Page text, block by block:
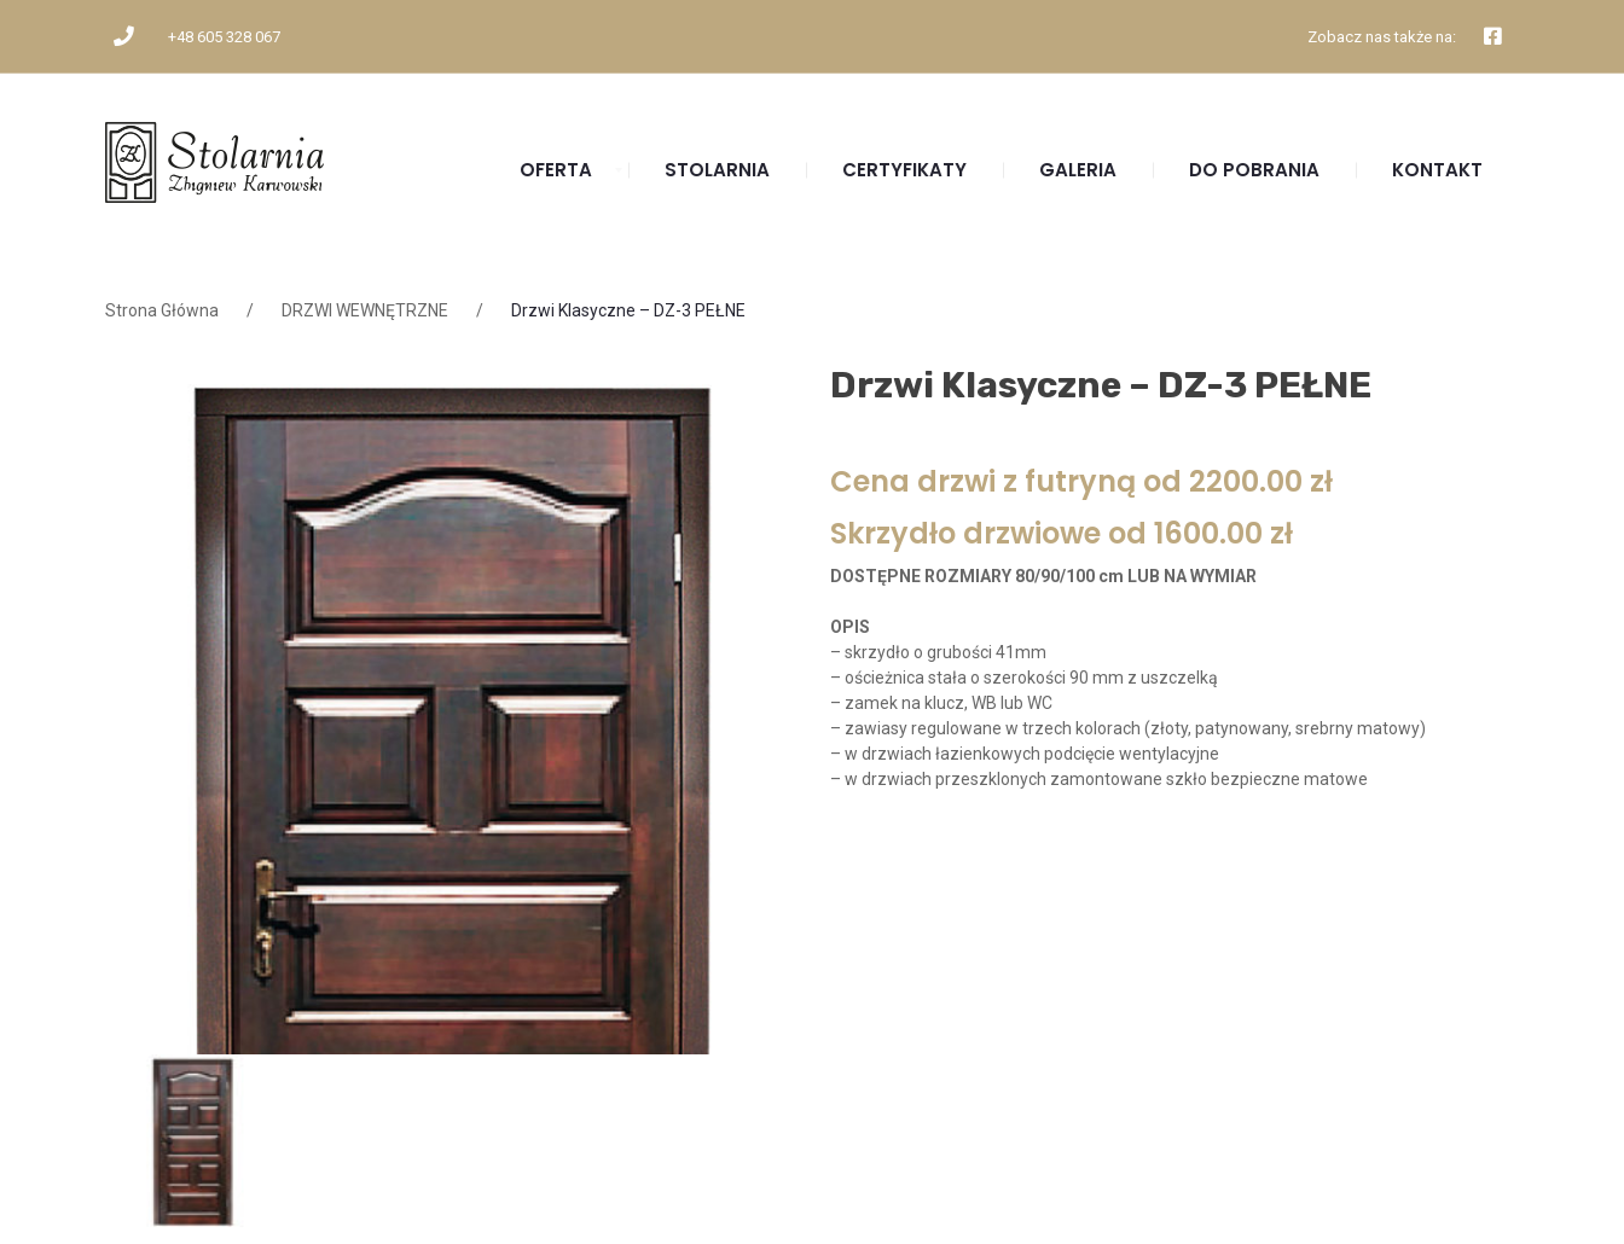
+48 605 328 067 Zobacz nas także na:
OFERTA STOLARNIA CERTYFIKATY GALERIA DO POBRANIA KONTAKT
Strona Główna / DRZWI WEWNĘTRZNE / Drzwi Klasyczne – DZ-3 PEŁNE
Drzwi Klasyczne – DZ-3 PEŁNE
Cena drzwi z futryną od 2200.00 zł
Skrzydło drzwiowe od 1600.00 zł
DOSTĘPNE ROZMIARY 80/90/100 cm LUB NA WYMIAR
OPIS
– skrzydło o grubości 41mm
– ościeżnica stała o szerokości 90 mm z uszczelką
– zamek na klucz, WB lub WC
– zawiasy regulowane w trzech kolorach (złoty, patynowany, srebrny matowy)
– w drzwiach łazienkowych podcięcie wentylacyjne
– w drzwiach przeszklonych zamontowane szkło bezpieczne matowe